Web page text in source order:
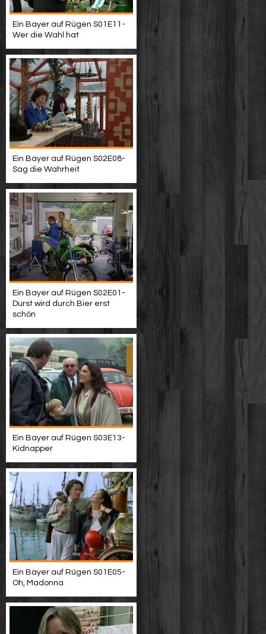
Ein Bayer auf Rügen S01E11-
Wer die Wahl hat
Ein Bayer auf Rügen S02E08-
Sag die Wahrheit
Ein Bayer auf Rügen S02E01-
Durst wird durch Bier erst
schön
Ein Bayer auf Rügen S03E13-
Kidnapper
Ein Bayer auf Rügen S01E05-
Oh, Madonna